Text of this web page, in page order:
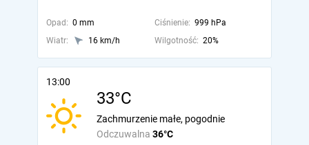
Opad: 0 mm Ciśnienie: 999 hPa
Wiatr:
16 km/h Wilgotność: 20%
13:00
33°C
Odczuwalna 36°C
Zachmurzenie małe, pogodnie